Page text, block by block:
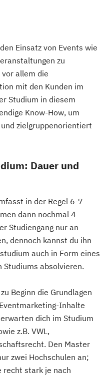
Einsatz von Events wie
zu
allem die
mit den Kunden im
Studium in diesem
Know-How, um
zielgruppenorientiert
Dauer und
in der Regel 6-7
dann nochmal 4
Studiengang nur an
dennoch kannst du ihn
auch in Form eines
Studiums absolvieren.
Beginn die Grundlagen
Inhalte
dich im Studium
z.B. VWL,
Den Master
zwei Hochschulen an;
recht stark je nach